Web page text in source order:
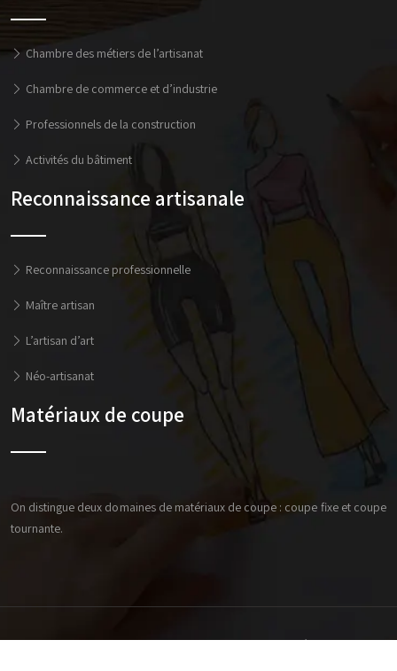
Chambre des métiers de l’artisanat
Chambre de commerce et d’industrie
Professionnels de la construction
Activités du bâtiment
Reconnaissance artisanale
Reconnaissance professionnelle
Maître artisan
L’artisan d’art
Néo-artisanat
Matériaux de coupe
On distingue deux domaines de matériaux de coupe : coupe fixe et coupe
tournante.
Suivre une formation professionnelle pour décrocher un